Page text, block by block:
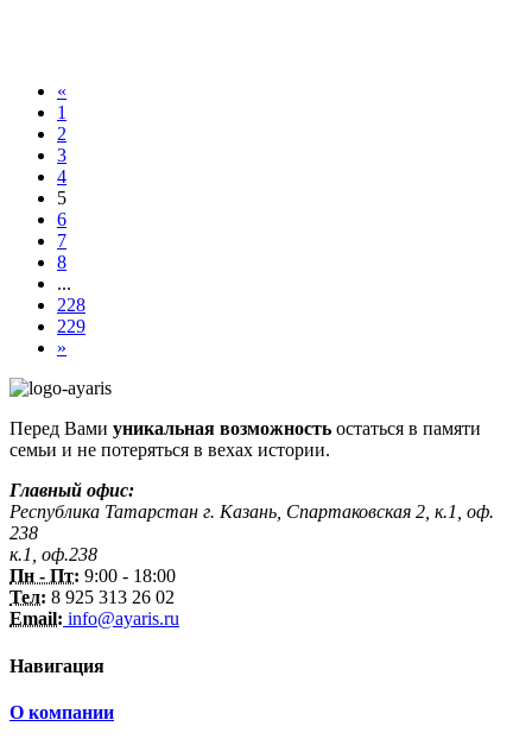
«
1
2
3
4
5
6
7
8
...
228
229
»
Перед Вами уникальная возможность остаться в памяти
семьи и не потеряться в вехах истории.
Главный офис:
Республика Татарстан г. Казань, Спартаковская 2, к.1, оф.
238
к.1, оф.238
Пн - Пт: 9:00 - 18:00
Тел: 8 925 313 26 02
Email: info@ayaris.ru
Навигация
О компании